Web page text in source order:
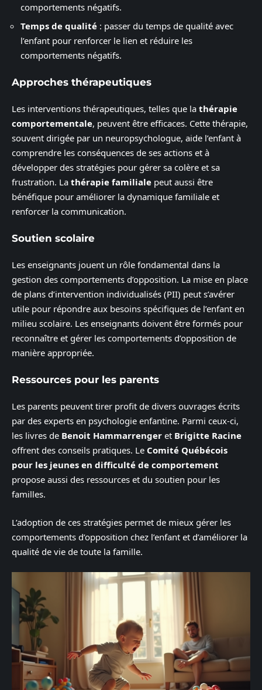
comportements négatifs.
Temps de qualité : passer du temps de qualité avec
l’enfant pour renforcer le lien et réduire les
comportements négatifs.
Approches thérapeutiques
Les interventions thérapeutiques, telles que la thérapie
comportementale, peuvent être efficaces. Cette thérapie,
souvent dirigée par un neuropsychologue, aide l’enfant à
comprendre les conséquences de ses actions et à
développer des stratégies pour gérer sa colère et sa
frustration. La thérapie familiale peut aussi être
bénéfique pour améliorer la dynamique familiale et
renforcer la communication.
Soutien scolaire
Les enseignants jouent un rôle fondamental dans la
gestion des comportements d’opposition. La mise en place
de plans d’intervention individualisés (PII) peut s’avérer
utile pour répondre aux besoins spécifiques de l’enfant en
milieu scolaire. Les enseignants doivent être formés pour
reconnaître et gérer les comportements d’opposition de
manière appropriée.
Ressources pour les parents
Les parents peuvent tirer profit de divers ouvrages écrits
par des experts en psychologie enfantine. Parmi ceux-ci,
les livres de Benoit Hammarrenger et Brigitte Racine
offrent des conseils pratiques. Le Comité Québécois
pour les jeunes en difficulté de comportement
propose aussi des ressources et du soutien pour les
familles.
L’adoption de ces stratégies permet de mieux gérer les
comportements d’opposition chez l’enfant et d’améliorer la
qualité de vie de toute la famille.